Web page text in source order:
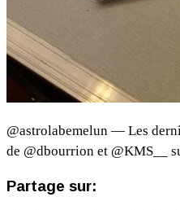
@astrolabemelun — Les
de @dbourrion et @KMS__
Partage sur: